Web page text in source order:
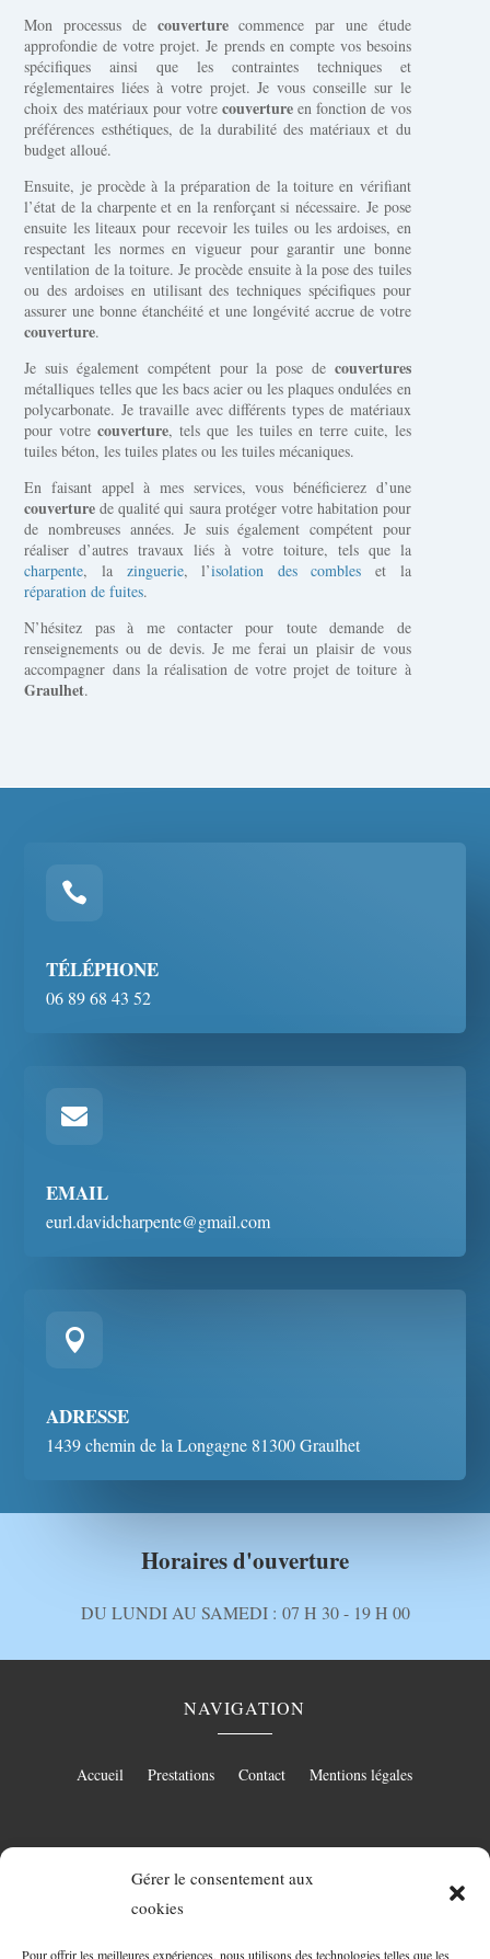
Gérer le consentement aux
cookies
Pour offrir les meilleures expériences, nous utilisons des technologies telles que les
Mon processus de couverturecommence par une étude
approfondie de votre projet. Je prends en compte vos besoins
spécifiques ainsi que les contraintes techniques et
réglementaires liées à votre projet. Je vous conseille sur le
choix des matériaux pour votrecouverture en fonction de vos
préférences esthétiques, de la durabilité des matériaux et du
budget alloué.
Ensuite, je procède à la préparation de la toiture en vérifiant
l’état de la charpente et en la renforçant si nécessaire. Je pose
ensuite les liteaux pour recevoir les tuiles ou les ardoises, en
respectant les normes en vigueur pour garantir une bonne
ventilation de la toiture. Je procède ensuite à la pose des tuiles
ou des ardoises en utilisant des techniques spécifiques pour
assurer une bonne étanchéité et une longévité accrue de votre
couverture.
Je suis également compétent pour la pose de couvertures
métalliques telles que les bacs acier ou les plaques ondulées en
polycarbonate. Je travaille avec différents types de matériaux
pour votrecouverture, tels que les tuiles en terre cuite, les
tuiles béton, les tuiles plates ou les tuiles mécaniques.
En faisant appel à mes services, vous bénéficierez d’une
couverturede qualité qui saura protéger votre habitation pour
de nombreuses années. Je suis également compétent pour
réaliser d’autres travaux liés à votre toiture, tels que la
charpente, la zinguerie, l’isolation des combles et la
réparation de fuites.
N’hésitez pas à me contacter pour toute demande de
renseignements ou de devis. Je me ferai un plaisir de vous
accompagner dans la réalisation de votre projet de toiture à
Graulhet.

TÉLÉPHONE
06 89 68 43 52

EMAIL
eurl.davidcharpente@gmail.com

ADRESSE
1439 chemin de la Longagne 81300 Graulhet
Horaires d'ouverture
DU LUNDI AU SAMEDI : 07 H 30 - 19 H 00
NAVIGATION
Accueil Prestations Contact Mentions légales
RÉALISATION